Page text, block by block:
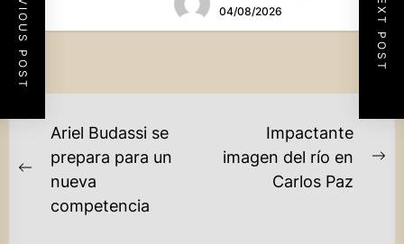
PREVIOUS POST NEXT POST
04/08/2026
NAVEGACIÓN
DE
ENTRADAS
Previous
post:
Ariel Budassi se
prepara para un
nueva
competencia
Impactante
imagen del río en
Carlos Paz